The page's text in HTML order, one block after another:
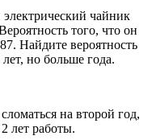
чайник
того, что он
Найдите вероятность
но больше года.
на второй год,
лет работы.